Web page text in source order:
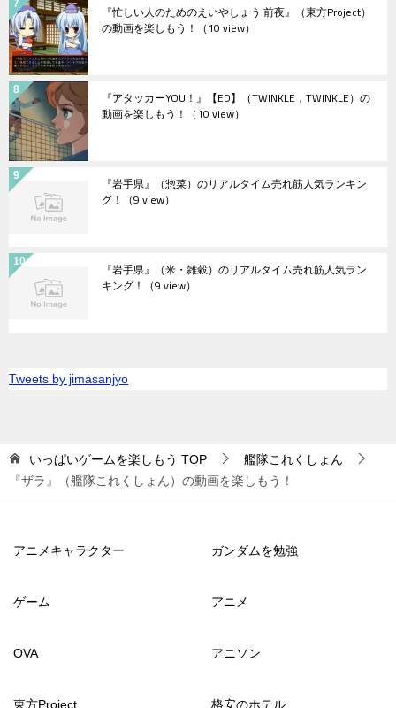
『忙しい人のためのえいやしょう 前夜』（東方Project）
の動画を楽しもう！ （10 view）
『アタッカーYOU！』【ED】（TWINKLE，TWINKLE）の
動画を楽しもう！ （10 view）
『岩手県』（惣菜）のリアルタイム売れ筋人気ランキン
グ！ （9 view）
『岩手県』（米・雑穀）のリアルタイム売れ筋人気ラン
キング！ （9 view）
Tweets by jimasanjyo
いっぱいゲームを楽しもう TOP
艦隊これくしょん
『ザラ』（艦隊これくしょん）の動画を楽しもう！
アニメキャラクター ガンダムを勉強
ゲーム アニメ
OVA アニソン
東方Project 格安のホテル